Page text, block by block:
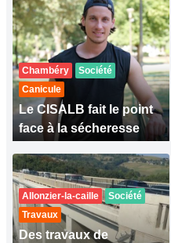
Chambéry
Société
Canicule
Le CISALB fait le point
face à la sécheresse
Allonzier-la-caille
Société
Travaux
Des travaux de